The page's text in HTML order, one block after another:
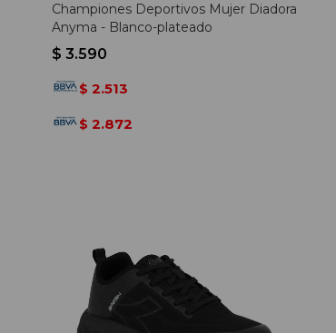
Championes Deportivos Mujer Diadora
Anyma - Blanco-plateado
$ 3.590
$ 2.513
$ 2.872